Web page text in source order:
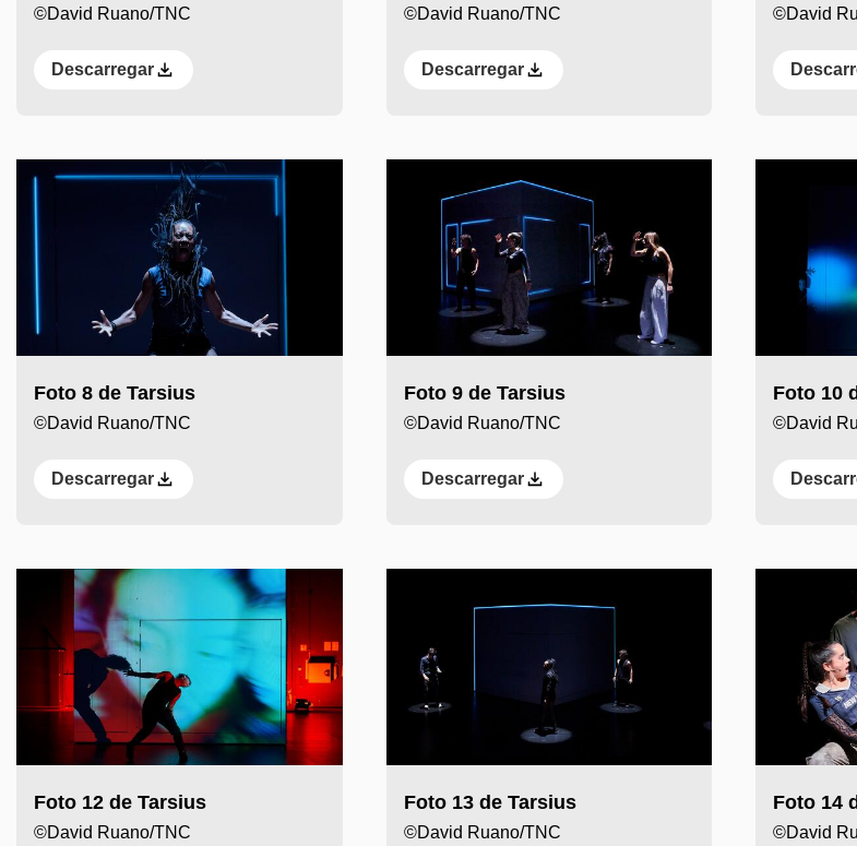
©David Ruano/TNC
Descarregar
©David Ruano/TNC
Descarregar
©David
Foto 8 de Tarsius
©David Ruano/TNC
Descarregar
Foto 9 de Tarsius
©David Ruano/TNC
Descarregar
Foto 10
©David
Foto 12 de Tarsius
©David Ruano/TNC
Foto 13 de Tarsius
©David Ruano/TNC
Foto 14
©David